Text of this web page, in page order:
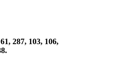
287, 103, 106,